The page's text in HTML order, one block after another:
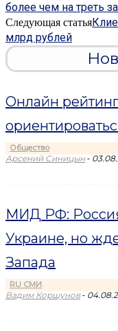
более чем на треть
Следующая статья
млрд рублей
Онлайн
Общество
Арсений Синицын -
МИД РФ: Россия
Украине, но
Запада
RU СМИ
Вадим Коршунов -